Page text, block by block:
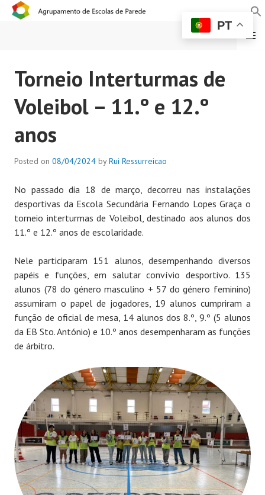
AGRUPAMENTO DE
ESCOLAS DE PAREDE
MENU
Torneio Interturmas de
Voleibol – 11.º e 12.º
anos
Posted on 08/04/2024 byRui Ressurreicao
No passado dia 18 de março, decorreu nas instalações
desportivas da Escola Secundária Fernando Lopes Graça o
torneio interturmas de Voleibol, destinado aos alunos dos
11.º e 12.º anos de escolaridade.
Nele participaram 151 alunos, desempenhando diversos
papéis e funções, em salutar convívio desportivo. 135
alunos (78 do género masculino + 57 do género feminino)
assumiram o papel de jogadores, 19 alunos cumpriram a
função de oficial de mesa, 14 alunos dos 8.º, 9.º (5 alunos
da EB Sto. António) e 10.º anos desempenharam as funções
de árbitro.
PT